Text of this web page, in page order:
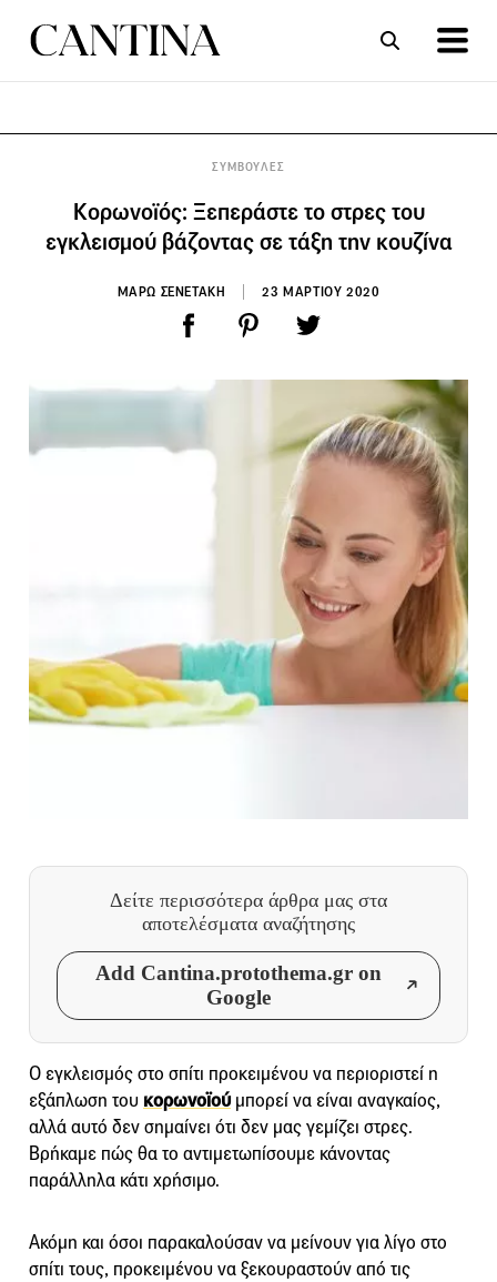
ΣΥΜΒΟΥΛΕΣ
Κορωνοϊός: Ξεπεράστε το στρες του
εγκλεισμού βάζοντας σε τάξη την κουζίνα
ΜΑΡΩ ΣΕΝΕΤΑΚΗ 23 ΜΑΡΤΙΟΥ 2020
Δείτε περισσότερα άρθρα μας στα
αποτελέσματα αναζήτησης
Add Cantina.protothema.gr on
Google
Ο εγκλεισμός στο σπίτι προκειμένου να περιοριστεί η
εξάπλωση του κορωνοϊού μπορεί να είναι αναγκαίος,
αλλά αυτό δεν σημαίνει ότι δεν μας γεμίζει στρες.
Βρήκαμε πώς θα το αντιμετωπίσουμε κάνοντας
παράλληλα κάτι χρήσιμο.
Ακόμη και όσοι παρακαλούσαν να μείνουν για λίγο στο
σπίτι τους, προκειμένου να ξεκουραστούν από τις